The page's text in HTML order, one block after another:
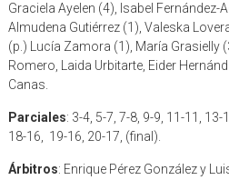
Graciela Ayelen (4), Isabel
Almudena Gutiérrez (1), Valeska
(p.) Lucía Zamora (1), María Grasielly
Romero, Laida Urbitarte, Eider
Canas.
Parciales: 3-4, 5-7, 7-8, 9-9, 11-11,
18-16, 19-16, 20-17, (final).
Árbitros: Enrique Pérez González y